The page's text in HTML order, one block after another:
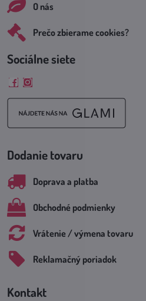
O nás
Prečo zbierame cookies?
Sociálne siete
FacebookInstagram
Dodanie tovaru
Doprava a platba
Obchodné podmienky
Vrátenie / výmena tovaru
Reklamačný poriadok
Kontakt